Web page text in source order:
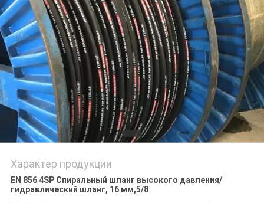
Характер продукции
EN 856 4SP Спиральный шланг высокого давления/
гидравлический шланг, 16 мм,5/8